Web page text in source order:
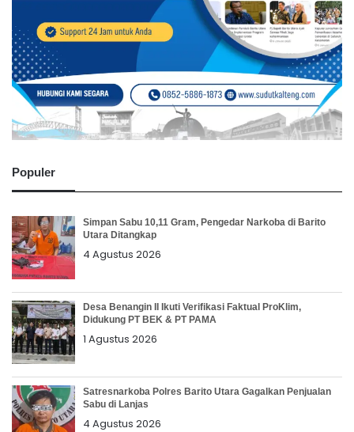
Populer
Simpan Sabu 10,11 Gram, Pengedar Narkoba di Barito
Utara Ditangkap
4 Agustus 2026
Desa Benangin II Ikuti Verifikasi Faktual ProKlim,
Didukung PT BEK & PT PAMA
1 Agustus 2026
Satresnarkoba Polres Barito Utara Gagalkan Penjualan
Sabu di Lanjas
4 Agustus 2026